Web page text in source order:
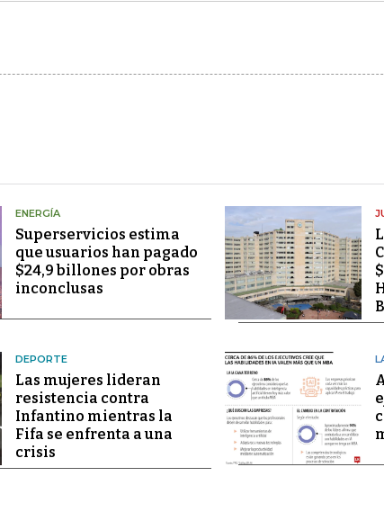
ENERGÍA
Superservicios estima
que usuarios han pagado
$24,9 billones por obras
inconclusas
DEPORTE
Las mujeres lideran
resistencia contra
Infantino mientras la
Fifa se enfrenta a una
crisis